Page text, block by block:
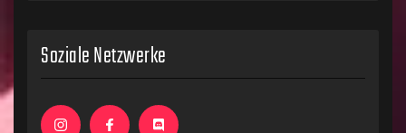
Soziale Netzwerke